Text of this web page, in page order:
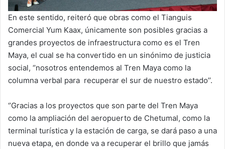
En este sentido, reiteró que obras como el Tianguis
Comercial Yum Kaax, únicamente son posibles gracias a
grandes proyectos de infraestructura como es el Tren
Maya, el cual se ha convertido en un sinónimo de justicia
social, ‘’nosotros entendemos al Tren Maya como la
columna verbal para recuperar el sur de nuestro estado’’.
‘’Gracias a los proyectos que son parte del Tren Maya
como la ampliación del aeropuerto de Chetumal, como la
terminal turística y la estación de carga, se dará paso a una
nueva etapa, en donde va a recuperar el brillo que jamás